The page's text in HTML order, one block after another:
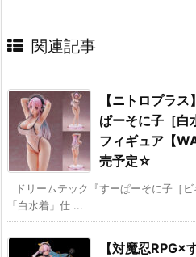
関連記事
【ニトロプラ
ぱーそに子［
フィギュア【
売予定☆
ドリームテック『すーぱーそに子［
「白水着」仕 ...
【対魔忍RPG×